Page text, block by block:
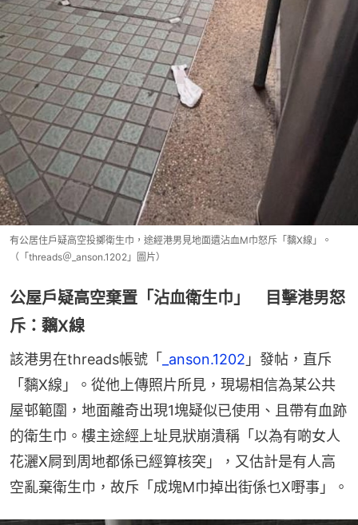
有公居住戶疑高空投擲衛生巾，途經港男見地面遺沾血M巾怒斥「黐X線」。
（「threads＠_anson.1202」圖片）
公屋戶疑高空棄置「沾血衛生巾」 目擊港男怒
斥：黐X線
該港男在threads帳號「 _anson.1202 」發帖，直斥
「黐X線」。從他上傳照片所見，現場相信為某公共
屋邨範圍，地面離奇出現1塊疑似已使用、且帶有血跡
的衛生巾。樓主途經上址見狀崩潰稱「以為有啲女人
花灑X屙到周地都係已經算核突」，又估計是有人高
空亂棄衛生巾，故斥「成塊M巾掉出街係乜X嘢事」。